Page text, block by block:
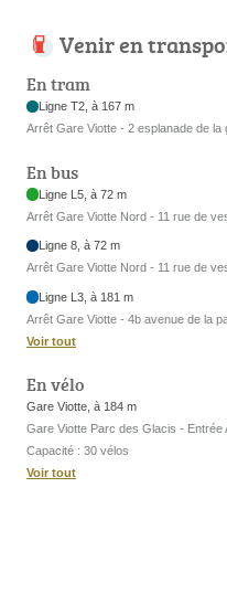
Venir en
En tram
Ligne T2, à 167 m
Arrêt Gare Viotte - 2 esplanade de la
En bus
Ligne L5, à 72 m
Arrêt Gare Viotte Nord - 11 rue de
Ligne 8, à 72 m
Arrêt Gare Viotte Nord - 11 rue de
Ligne L3, à 181 m
Arrêt Gare Viotte - 4b avenue de la
Voir tout
En vélo
Gare Viotte, à 184 m
Gare Viotte Parc des Glacis - Entrée
Capacité : 30 vélos
Voir tout